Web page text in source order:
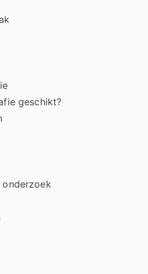
geschikt?